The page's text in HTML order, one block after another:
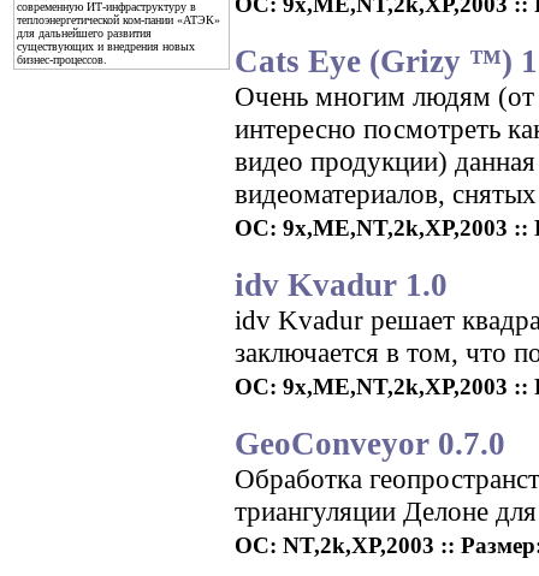
современную ИТ-инфраструктуру в
теплоэнергетической ком-пании «АТЭК»
для дальнейшего развития
существующих и внедрения новых
бизнес-процессов.
Cats Eye (Grizy ™)
Очень многим людям (от
интересно посмотреть
видео продукции)
видеоматериалов,
ОС: 9x,ME,NT,2k,XP,2003 ::
idv Kvadur 1.0
idv Kvadur решает
заключается в том, что
ОС: 9x,ME,NT,2k,XP,2003 ::
GeoConveyor 0.7.0
Обработка
триангуляции Делоне
ОС: NT,2k,XP,2003 ::